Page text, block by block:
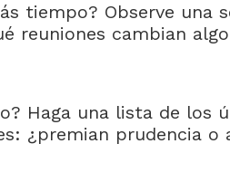
tiempo? Observe una
reuniones cambian
Haga una lista de los
¿premian prudencia o